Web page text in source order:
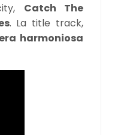
Catch The
. La title track,
harmoniosa